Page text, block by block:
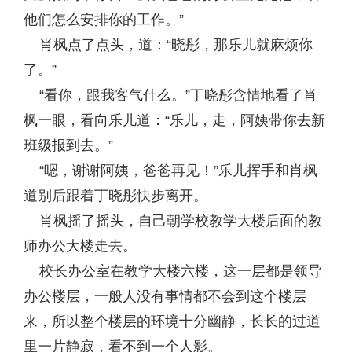
他们怎么安排你的工作。”
肖枫点了点头，道：“晓彤，那乐儿就麻烦你
了。”
“看你，跟我客气什么。”丁晓彤含情地看了肖
枫一眼，看向乐儿道：“乐儿，走，阿姨带你去新
班级报到去。”
“嗯，谢谢阿姨，爸爸再见！”乐儿挥手和肖枫
道别后跟着丁晓彤快步离开。
肖枫摇了摇头，自己朝学校教学大楼后面的教
师办公大楼走去。
校长办公室在教学大楼六楼，这一层都是领导
办公楼层，一般人没有事情都不会到这个楼层
来，所以整个楼层的环境十分幽静，长长的过道
里一片静寂，看不到一个人影。